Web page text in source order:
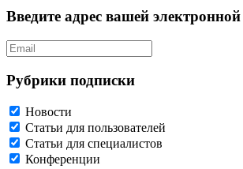
Введите адрес вашей
Рубрики подписки
Новости
Статьи для пользователей
Статьи для специалистов
Конференции